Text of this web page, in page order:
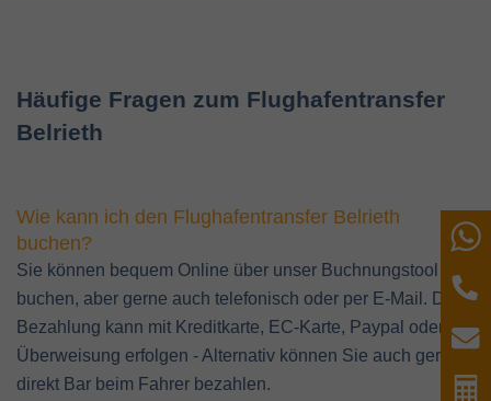
Häufige Fragen zum Flughafentransfer
Belrieth
Wie kann ich den Flughafentransfer Belrieth
buchen?
Sie können bequem Online über unser Buchnungstool
buchen, aber gerne auch telefonisch oder per E-Mail. Die
Bezahlung kann mit Kreditkarte, EC-Karte, Paypal oder per
Überweisung erfolgen - Alternativ können Sie auch gerne
direkt Bar beim Fahrer bezahlen.